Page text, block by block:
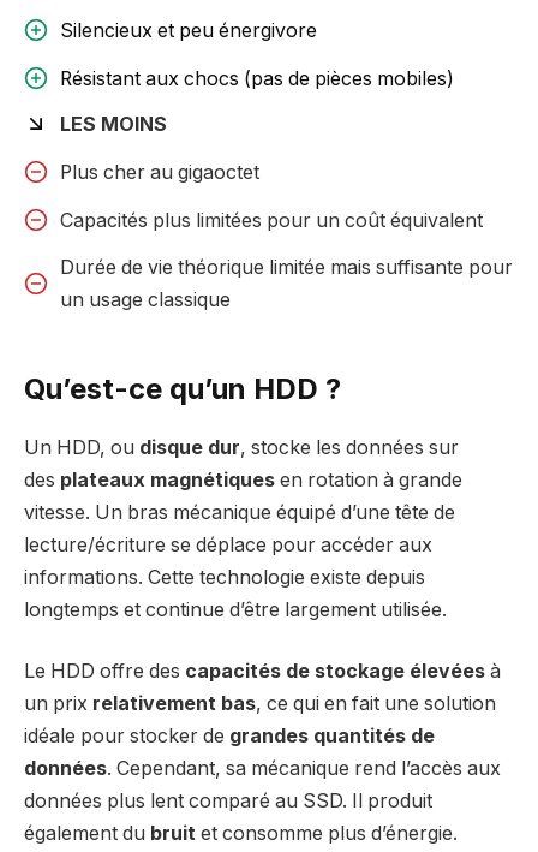
Silencieux et peu énergivore
Résistant aux chocs (pas de pièces mobiles)
LES MOINS
Plus cher au gigaoctet
Capacités plus limitées pour un coût équivalent
Durée de vie théorique limitée mais suffisante pour
un usage classique
Qu’est-ce qu’un HDD ?
Un HDD, ou disque dur, stocke les données sur
des plateaux magnétiques en rotation à grande
vitesse. Un bras mécanique équipé d’une tête de
lecture/écriture se déplace pour accéder aux
informations. Cette technologie existe depuis
longtemps et continue d’être largement utilisée.
Le HDD offre des capacités de stockage élevées à
un prix relativement bas, ce qui en fait une solution
idéale pour stocker de grandes quantités de
données. Cependant, sa mécanique rend l’accès aux
données plus lent comparé au SSD. Il produit
également du bruit et consomme plus d’énergie.